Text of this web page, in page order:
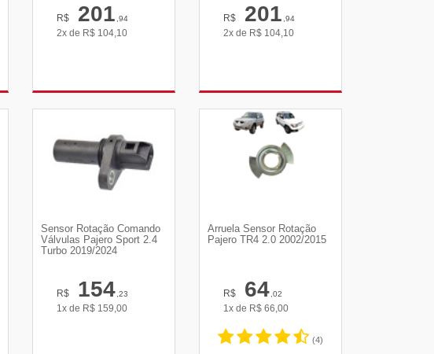
R$ 201,94
2x de R$ 104,10
R$ 201,94
2x de R$ 104,10
Sensor Rotação Comando
Válvulas Pajero Sport 2.4
Turbo 2019/2024
R$ 154,23
1x de R$ 159,00
Arruela Sensor Rotação
Pajero TR4 2.0 2002/2015
R$ 64,02
1x de R$ 66,00
(4)